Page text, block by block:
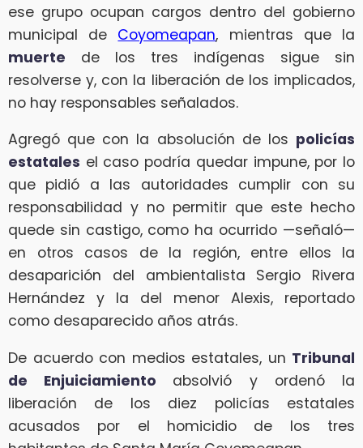
ese grupo ocupan cargos dentro del gobierno
municipal de Coyomeapan, mientras que la
muerte de los tres indígenas sigue sin
resolverse y, con la liberación de los implicados,
no hay responsables señalados.
Agregó que con la absolución de los policías
estatales el caso podría quedar impune, por lo
que pidió a las autoridades cumplir con su
responsabilidad y no permitir que este hecho
quede sin castigo, como ha ocurrido —señaló—
en otros casos de la región, entre ellos la
desaparición del ambientalista Sergio Rivera
Hernández y la del menor Alexis, reportado
como desaparecido años atrás.
De acuerdo con medios estatales, un Tribunal
de Enjuiciamiento absolvió y ordenó la
liberación de los diez policías estatales
acusados por el homicidio de los tres